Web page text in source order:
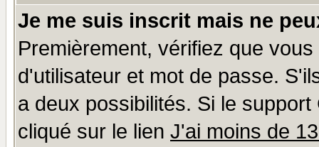
Je me suis inscrit mais ne
Premièrement, vérifiez que
d'utilisateur et mot de passe.
a deux possibilités. Si le
cliqué sur le lien J'ai moins de